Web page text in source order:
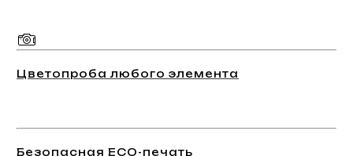
Цветопроба любого элемента
Безопасная ECO-печать